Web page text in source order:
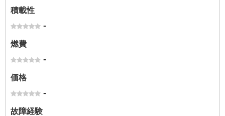
積載性
-
燃費
-
価格
-
故障経験